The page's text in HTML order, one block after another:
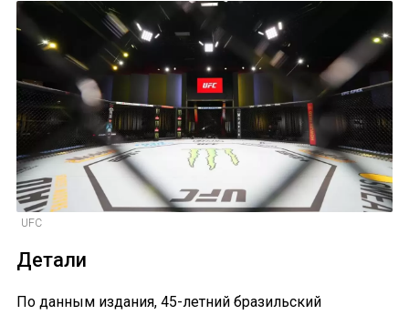
UFC
Детали
По данным издания, 45-летний бразильский